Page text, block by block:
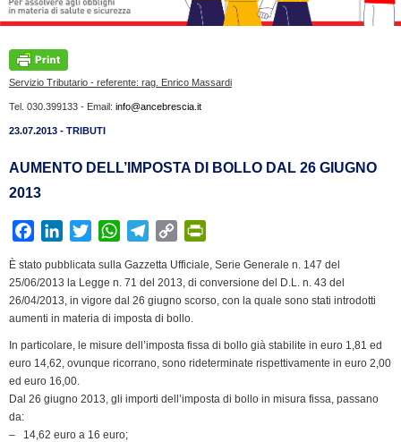
Servizio Tributario - referente: rag. Enrico Massardi
Tel. 030.399133 - Email: info@ancebrescia.it
23.07.2013 - TRIBUTI
AUMENTO DELL’IMPOSTA DI BOLLO DAL 26 GIUGNO
2013
c
e
b
o
o
k
n
k
e
n
i
t
t
e
r
W
a
t
s
A
p
l
e
g
a
C
p
y
L
n
i
n
r
e
È stato pubblicata sulla Gazzetta Ufficiale, Serie Generale n. 147 del
25/06/2013 la Legge n. 71 del 2013, di conversione del D.L. n. 43 del
26/04/2013, in vigore dal 26 giugno scorso, con la quale sono stati introdotti
aumenti in materia di imposta di bollo.
In particolare, le misure dell’imposta fissa di bollo già stabilite in euro 1,81 ed
euro 14,62, ovunque ricorrano, sono rideterminate rispettivamente in euro 2,00
ed euro 16,00.
Dal 26 giugno 2013, gli importi dell’imposta di bollo in misura fissa, passano
da:
– 14,62 euro a 16 euro;